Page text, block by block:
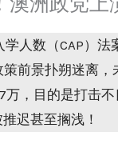
人数（CAP）
前景扑朔迷离
，目的是打击
迟甚至搁浅！